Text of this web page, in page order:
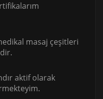
masaj çeşitleri
aktif olarak